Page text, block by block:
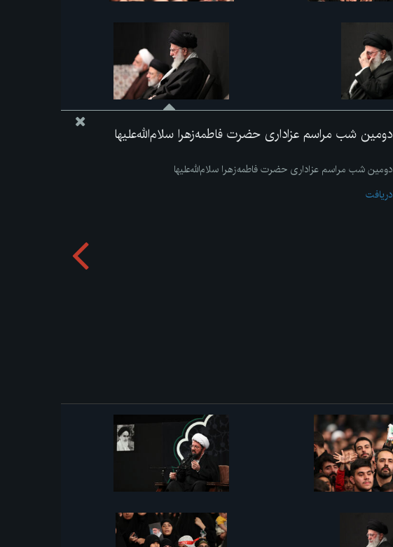
دومین شب مراسم عزاداری حضرت فاطمه‌زهرا سلام‌الله‌علیها
دومین شب مراسم عزاداری حضرت فاطمه‌زهرا سلام‌الله‌علیها
دریافت